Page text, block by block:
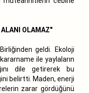
ALANI OLAMAZ"
geldi. Ekoloji
ile yaylaların
dile getirerek bu
belirtti. Maden, enerji
zarar gördüğünü